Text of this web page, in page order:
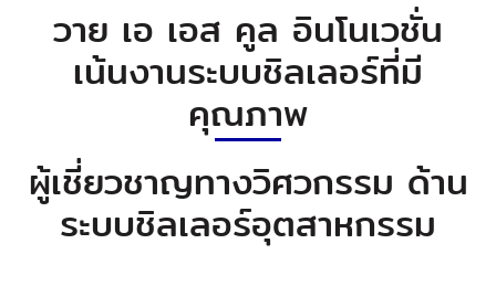
วาย เอ เอส คูล อินโนเวชั่น
เน้นงานระบบชิลเลอร์ที่มี
คุณภาพ
ผู้เชี่ยวชาญทางวิศวกรรม ด้าน
ระบบชิลเลอร์อุตสาหกรรม